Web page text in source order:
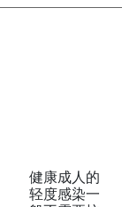
健康成人的
轻度感染一